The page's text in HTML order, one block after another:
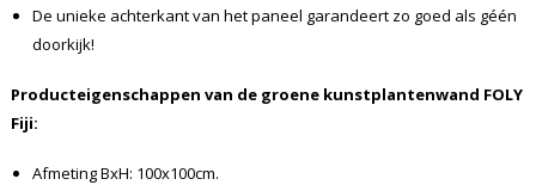
De unieke achterkant van het paneel garandeert zo goed als géén
doorkijk!
Producteigenschappen van de groene kunstplantenwand FOLY
Fiji:
Afmeting BxH: 100x100cm.